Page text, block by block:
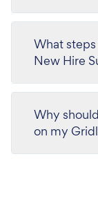
What
New Hire
Why
on my